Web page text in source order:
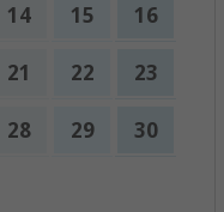
14 15 16
21 22 23
28 29 30